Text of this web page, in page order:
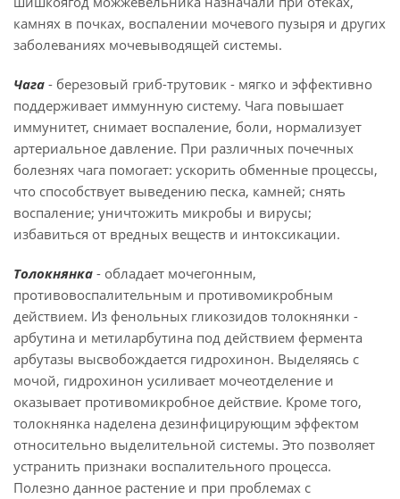
камнях в почках, воспалении мочевого пузыря и других
заболеваниях мочевыводящей системы.
Чага - березовый гриб-трутовик - мягко и эффективно
поддерживает иммунную систему. Чага повышает
иммунитет, снимает воспаление, боли, нормализует
артериальное давление. При различных почечных
болезнях чага помогает: ускорить обменные процессы,
что способствует выведению песка, камней; снять
воспаление; уничтожить микробы и вирусы;
избавиться от вредных веществ и интоксикации.
Толокнянка - обладает мочегонным,
противовоспалительным и противомикробным
действием. Из фенольных гликозидов толокнянки -
арбутина и метиларбутина под действием фермента
арбутазы высвобождается гидрохинон. Выделяясь с
мочой, гидрохинон усиливает мочеотделение и
оказывает противомикробное действие. Кроме того,
толокнянка наделена дезинфицирующим эффектом
относительно выделительной системы. Это позволяет
устранить признаки воспалительного процесса.
Полезно данное растение и при проблемах с